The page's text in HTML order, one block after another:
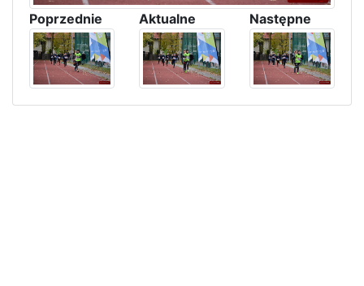
Poprzednie Aktualne Następne